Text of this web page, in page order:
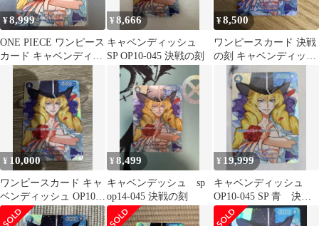
¥8,999
ONE PIECE ワンピース
カード キャベンディッ
シュ
¥8,666
キャベンディッシュ
SP OP10-045 決戦の刻
¥8,500
ワンピースカード 決戦
の刻 キャベンディッシ
ュ R SP
¥ 10,000
ワンピースカード キャ
ベンディッシュ OP10-
045 決戦の刻 SP
¥8,499
キャベンデッシュ sp
op14-045 決戦の刻
¥ 19,999
キャベンディッシュ
OP10-045 SP 青 決戦
の刻